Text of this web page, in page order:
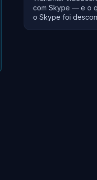
com Skype — e o
o Skype foi